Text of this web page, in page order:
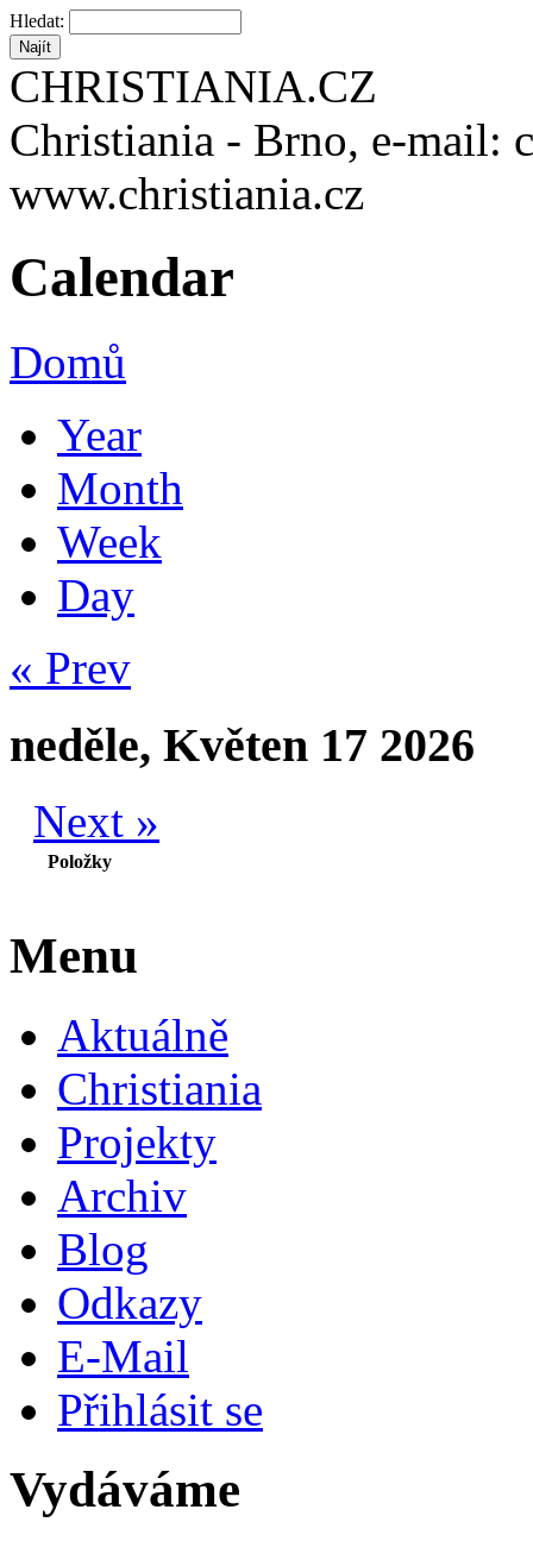
Hledat:
CHRISTIANIA.CZ
Christiania - Brno, e-mail:
www.christiania.cz
Calendar
Domů
Year
Month
Week
Day
« Prev
neděle, Květen 17 2026
Next »
Položky
Menu
Aktuálně
Christiania
Projekty
Archiv
Blog
Odkazy
E-Mail
Přihlásit se
Vydáváme